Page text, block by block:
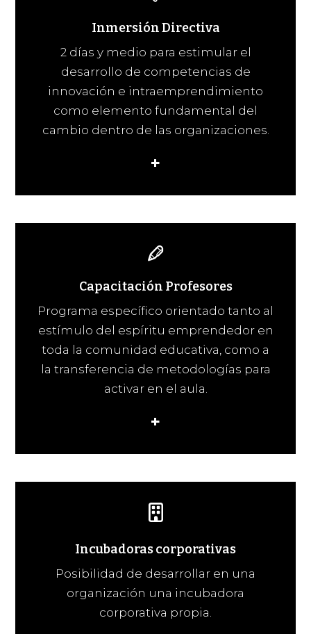
Inmersión Directiva
2 días y medio para estimular el
desarrollo de competencias de
innovación e intraemprendimiento
como elemento fundamental del
cambio dentro de las organizaciones.
+
Capacitación Profesores
Programa específico orientado tanto al
estímulo del espíritu emprendedor en
toda la comunidad educativa, como a
la transferencia de metodologías para
activar en el aula.
+
Incubadoras corporativas
Posibilidad de desarrollar en una
organización una incubadora
corporativa propia.